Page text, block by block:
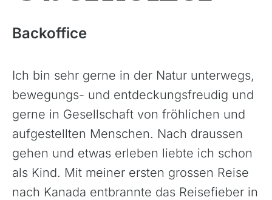
Backoffice
Ich bin sehr gerne in der Natur unterwegs,
bewegungs- und entdeckungsfreudig und
gerne in Gesellschaft von fröhlichen und
aufgestellten Menschen. Nach draussen
gehen und etwas erleben liebte ich schon
als Kind. Mit meiner ersten grossen Reise
nach Kanada entbrannte das Reisefieber in